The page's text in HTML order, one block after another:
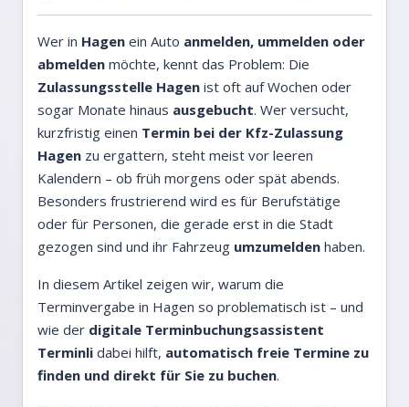
Wer in Hagen ein Auto anmelden, ummelden oder
abmelden möchte, kennt das Problem: Die
Zulassungsstelle Hagen ist oft auf Wochen oder
sogar Monate hinaus ausgebucht. Wer versucht,
kurzfristig einen Termin bei der Kfz-Zulassung
Hagen zu ergattern, steht meist vor leeren
Kalendern – ob früh morgens oder spät abends.
Besonders frustrierend wird es für Berufstätige
oder für Personen, die gerade erst in die Stadt
gezogen sind und ihr Fahrzeug umzumelden haben.
In diesem Artikel zeigen wir, warum die
Terminvergabe in Hagen so problematisch ist – und
wie der digitale Terminbuchungsassistent
Terminli dabei hilft, automatisch freie Termine zu
finden und direkt für Sie zu buchen.